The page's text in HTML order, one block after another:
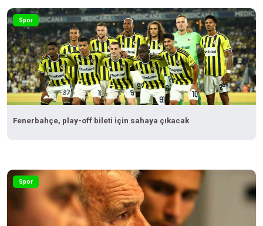
Spor
Fenerbahçe, play-off bileti için sahaya çıkacak
Spor